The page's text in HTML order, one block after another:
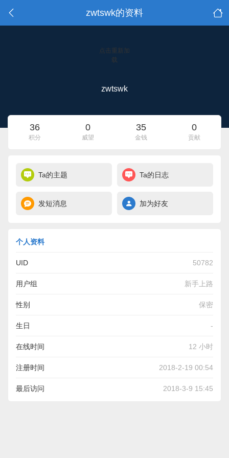
zwtswk的资料
点击重新加
载
zwtswk
36
积分
0
威望
35
金钱
0
贡献
Ta的主题 Ta的日志
发短消息 加为好友
个人资料
UID 50782
用户组 新手上路
性别 保密
生日 -
在线时间 12 小时
注册时间 2018-2-19 00:54
最后访问 2018-3-9 15:45